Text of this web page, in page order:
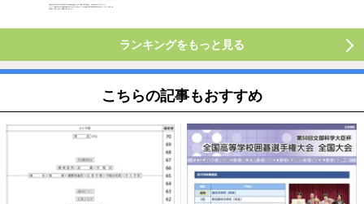
ランキングをもっと見る
こちらの記事もおすすめ